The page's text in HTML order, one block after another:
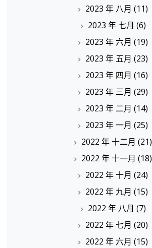
2023 年 八月 (11)
2023 年 七月 (6)
2023 年 六月 (19)
2023 年 五月 (23)
2023 年 四月 (16)
2023 年 三月 (29)
2023 年 二月 (14)
2023 年 一月 (25)
2022 年 十二月 (21)
2022 年 十一月 (18)
2022 年 十月 (24)
2022 年 九月 (15)
2022 年 八月 (7)
2022 年 七月 (20)
2022 年 六月 (15)